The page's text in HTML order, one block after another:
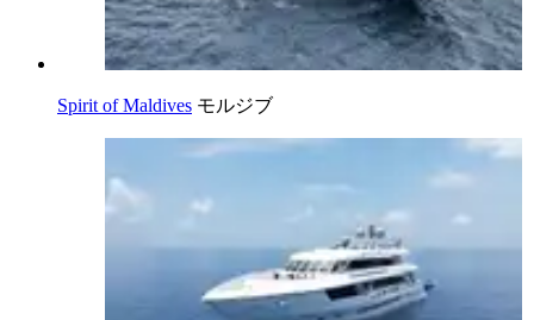
Spirit of Maldives モルジブ